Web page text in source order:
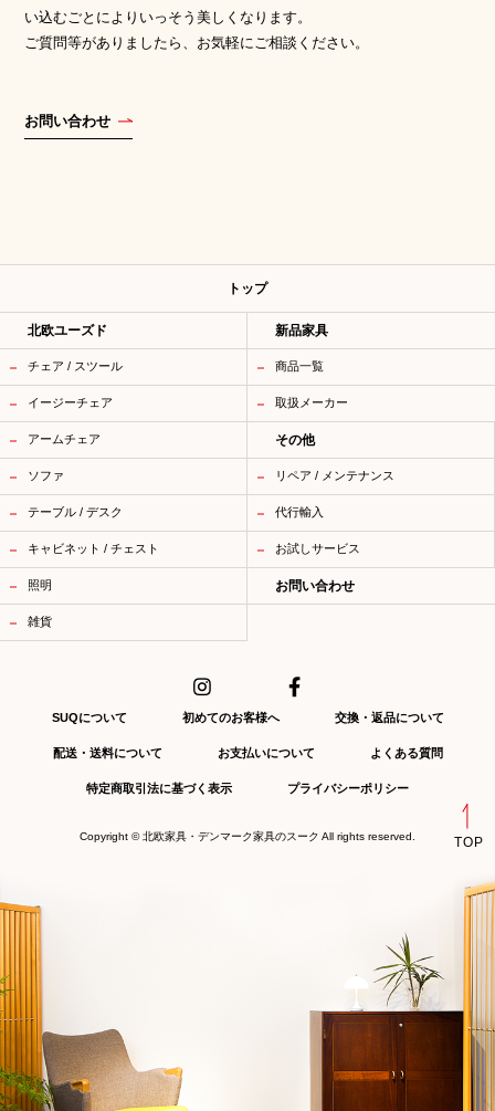
い込むごとによりいっそう美しくなります。
ご質問等がありましたら、お気軽にご相談ください。
お問い合わせ
トップ
北欧ユーズド
チェア / スツール
イージーチェア
アームチェア
ソファ
テーブル / デスク
キャビネット / チェスト
照明
雑貨
新品家具
商品一覧
取扱メーカー
その他
リペア / メンテナンス
代行輸入
お試しサービス
お問い合わせ
SUQについて 初めてのお客様へ 交換・返品について
配送・送料について お支払いについて よくある質問
特定商取引法に基づく表示 プライバシーポリシー
Copyright ©北欧家具・デンマーク家具のスーク All rights reserved.